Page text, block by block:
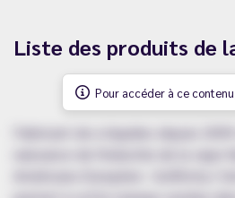
Liste des produits de
Pour accéder à ce
Fabricant de e-liquides depuis
naissance de l'industrie de la vape